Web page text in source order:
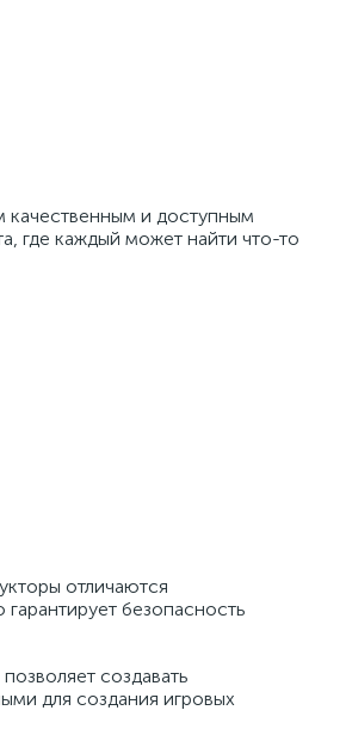
качественным и доступным
где каждый может найти что-то
отличаются
безопасность
создавать
для создания игровых